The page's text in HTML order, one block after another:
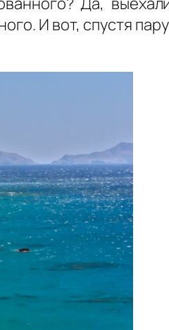
И вот, спустя